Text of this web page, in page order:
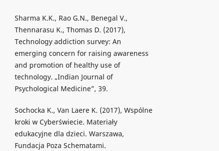
Sharma K.K., Rao G.N., Benegal V.,
Thennarasu K., Thomas D. (2017),
Technology addiction survey: An
emerging concern for raising awareness
and promotion of healthy use of
technology. „Indian Journal of
Psychological Medicine”, 39.
Sochocka K., Van Laere K. (2017), Wspólne
kroki w Cyberświecie. Materiały
edukacyjne dla dzieci. Warszawa,
Fundacja Poza Schematami.